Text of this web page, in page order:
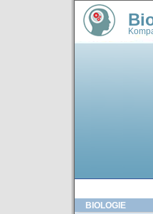
BIOLOGIE